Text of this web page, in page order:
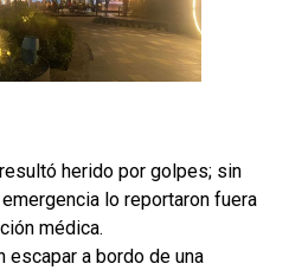
herido por golpes; sin
lo reportaron fuera
médica.
escapar a bordo de una